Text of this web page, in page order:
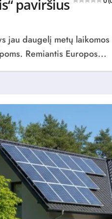
paviršius
Remiantis Europos...